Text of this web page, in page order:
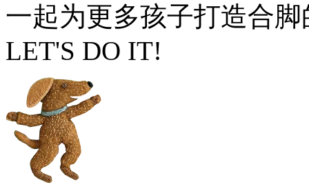
一起为更多孩子打造合脚
LET'S DO IT!